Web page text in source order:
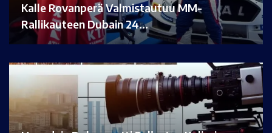
Kalle Rovanperä Valmistautuu MM-
Rallikauteen Dubain 24…